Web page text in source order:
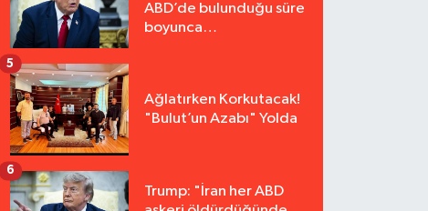
ABD’de bulunduğu süre
boyunca
Ağlatırken Korkutacak!
"Bulut’un Azabı" Yolda
5
Trump: "İran her ABD
6